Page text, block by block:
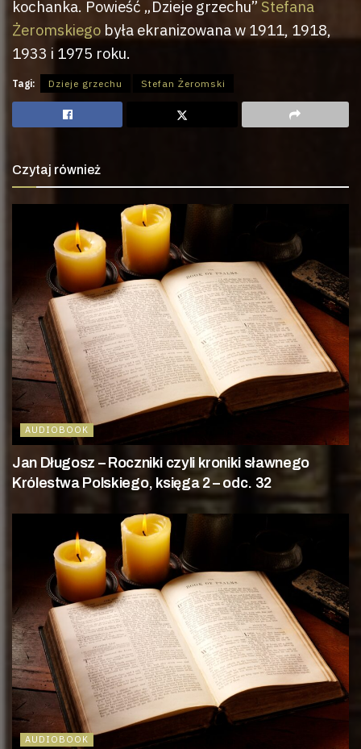
kochanka. Powieść „Dzieje grzechu” Stefana
Żeromskiego była ekranizowana w 1911, 1918,
1933 i 1975 roku.
Tagi: Dzieje grzechu Stefan Żeromski
Czytaj również
AUDIOBOOK
Jan Długosz – Roczniki czyli kroniki sławnego
Królestwa Polskiego, księga 2 – odc. 32
AUDIOBOOK